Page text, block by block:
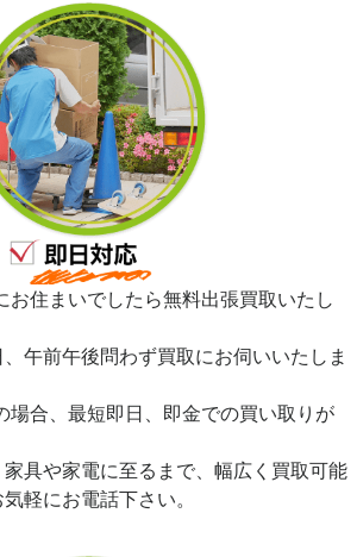
お住まいでしたら無料出張買取いたし
午前午後問わず買取にお伺いいたしま
場合、最短即日、即金での買い取りが
具や家電に至るまで、幅広く買取可能
軽にお電話下さい。